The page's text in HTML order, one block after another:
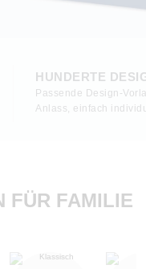
HUNDERTE
Passende Design-
Anlass, einfach
FÜR FAMILIE